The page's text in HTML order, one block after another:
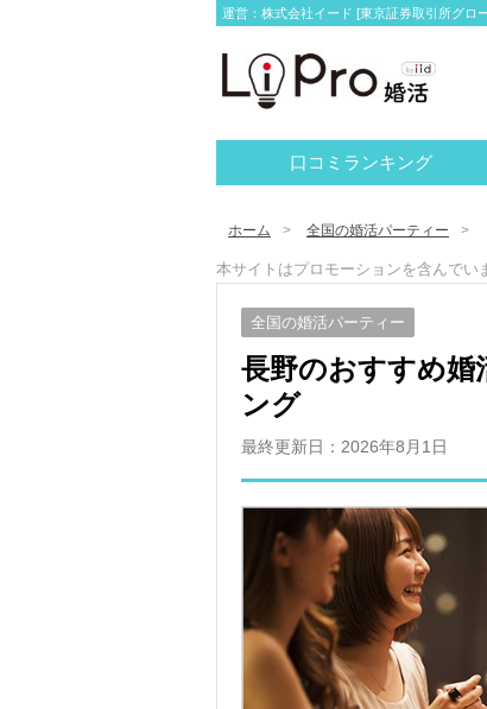
運営：株式会社イード [東京証券取引所グロ
口コミランキング
ホーム 全国の婚活パーティー
本サイトはプロモーションを含んでい
全国の婚活パーティー
長野のおすすめ婚
ング
最終更新日： 2026年8月1日